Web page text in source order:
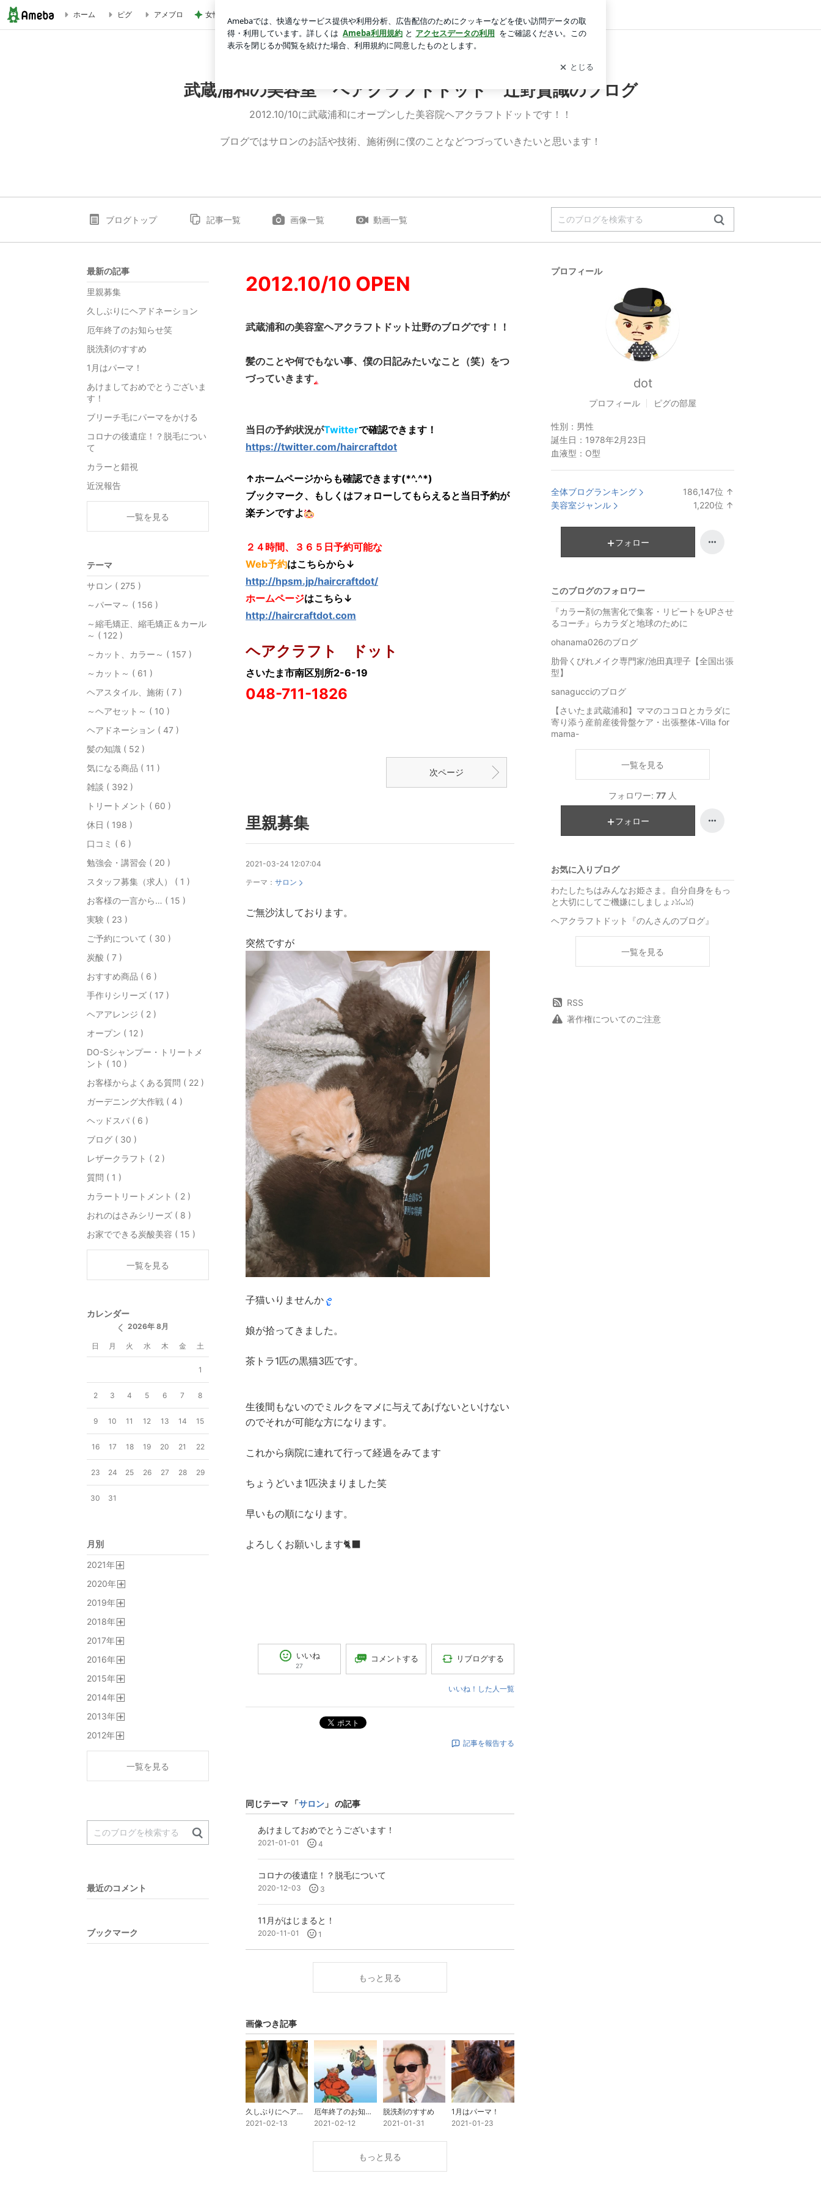
武蔵浦和の美容室 ヘアクラフトドット 辻野貴識のブログ
ホーム ピグ アメブロ 女性を見る目がないと言われる原因 ログイン
武蔵浦和の美容室 ヘアクラフトドット 辻野貴識のブログ
2012.10/10に武蔵浦和にオープンした美容院ヘアクラフトドットです！！
ブログではサロンのお話や技術、施術例に僕のことなどつづっていきたいと思います！
ブログトップ 記事一覧 画像一覧 動画一覧
2012.10/10 OPEN
武蔵浦和の美容室ヘアクラフトドット辻野のブログです！！
髪のことや何でもない事、僕の日記みたいなこと（笑）をつ
づっていきます
当日の予約状況がTwitterで確認できます！
https://twitter.com/haircraftdot
↑ホームページからも確認できます(*^.^*)
ブックマーク、もしくはフォローしてもらえると当日予約が
楽チンですよ
２４時間、３６５日予約可能な
Web予約はこちらから↓
http://hpsm.jp/haircraftdot/
ホームページはこちら↓
http://haircraftdot.com
ヘアクラフト ドット
さいたま市南区別所2-6-19
048-711-1826
次ページ
里親募集
2021-03-24 12:07:04
テーマ： サロン
ご無沙汰しております。
突然ですが
子猫いりませんか
娘が拾ってきました。
茶トラ1匹の黒猫3匹です。
生後間もないのでミルクをマメに与えてあげないといけない
のでそれが可能な方になります。
これから病院に連れて行って経過をみてます
ちょうどいま1匹決まりました笑
早いもの順になります。
よろしくお願いします🐈‍⬛
いいね
27
コメントする リブログする
いいね！した人一覧
ポスト
記事を報告する
同じテーマ 「サロン 」 の記事
あけましておめでとうございます！
2021-01-01 4
コロナの後遺症！？脱毛について
2020-12-03 3
11月がはじまると！
2020-11-01 1
もっと見る
画像つき記事
久しぶりにヘアドネーション
2021-02-13
厄年終了のお知らせ笑
2021-02-12
脱洗剤のすすめ
2021-01-31
1月はパーマ！
2021-01-23
もっと見る
プロフィール
dot
プロフィール ピグの部屋
性別： 男性
誕生日： 1978年2月23日
血液型： O型
全体ブログランキング 186,147位 ↑
美容室ジャンル 1,220位 ↑
フォロー
このブログのフォロワー
『カラー剤の無害化で集客・リピートをUPさせ
るコーチ』らカラダと地球のために
ohanama026のブログ
肋骨くびれメイク専門家/池田真理子【全国出張
型】
sanagucciのブログ
【さいたま武蔵浦和】ママのココロとカラダに
寄り添う産前産後骨盤ケア・出張整体-Villa for
mama-
一覧を見る
フォロワー: 77 人
フォロー
お気に入りブログ
わたしたちはみんなお姫さま。自分自身をもっ
と大切にしてご機嫌にしましょ♪ꈍᴗꈍ)
ヘアクラフトドット『のんさんのブログ』
一覧を見る
RSS
著作権についてのご注意
最新の記事
里親募集
久しぶりにヘアドネーション
厄年終了のお知らせ笑
脱洗剤のすすめ
1月はパーマ！
あけましておめでとうございま
す！
ブリーチ毛にパーマをかける
コロナの後遺症！？脱毛につい
て
カラーと錯視
近況報告
一覧を見る
テーマ
サロン ( 275 )
～パーマ～ ( 156 )
～縮毛矯正、縮毛矯正＆カール
～ ( 122 )
～カット、カラー～ ( 157 )
～カット～ ( 61 )
ヘアスタイル、施術 ( 7 )
～ヘアセット～ ( 10 )
ヘアドネーション ( 47 )
髪の知識 ( 52 )
気になる商品 ( 11 )
雑談 ( 392 )
トリートメント ( 60 )
休日 ( 198 )
口コミ ( 6 )
勉強会・講習会 ( 20 )
スタッフ募集（求人） ( 1 )
お客様の一言から… ( 15 )
実験 ( 23 )
ご予約について ( 30 )
炭酸 ( 7 )
おすすめ商品 ( 6 )
手作りシリーズ ( 17 )
ヘアアレンジ ( 2 )
オープン ( 12 )
DO-Sシャンプー・トリートメ
ント ( 10 )
お客様からよくある質問 ( 22 )
ガーデニング大作戦 ( 4 )
ヘッドスパ ( 6 )
ブログ ( 30 )
レザークラフト ( 2 )
質問 ( 1 )
カラートリートメント ( 2 )
おれのはさみシリーズ ( 8 )
お家でできる炭酸美容 ( 15 )
一覧を見る
カレンダー
2026年 8月
日 月 火 水 木 金 土
1
2 3 4 5 6 7 8
9 10 11 12 13 14 15
16 17 18 19 20 21 22
23 24 25 26 27 28 29
30 31
月別
2021年
2020年
2019年
2018年
2017年
2016年
2015年
2014年
2013年
2012年
一覧を見る
最近のコメント
ブックマーク